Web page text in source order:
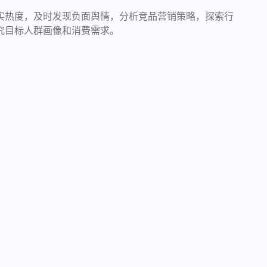
度，及时发现负面舆情，分析竞品营销策略，探索行
标人群画像和消费需求。